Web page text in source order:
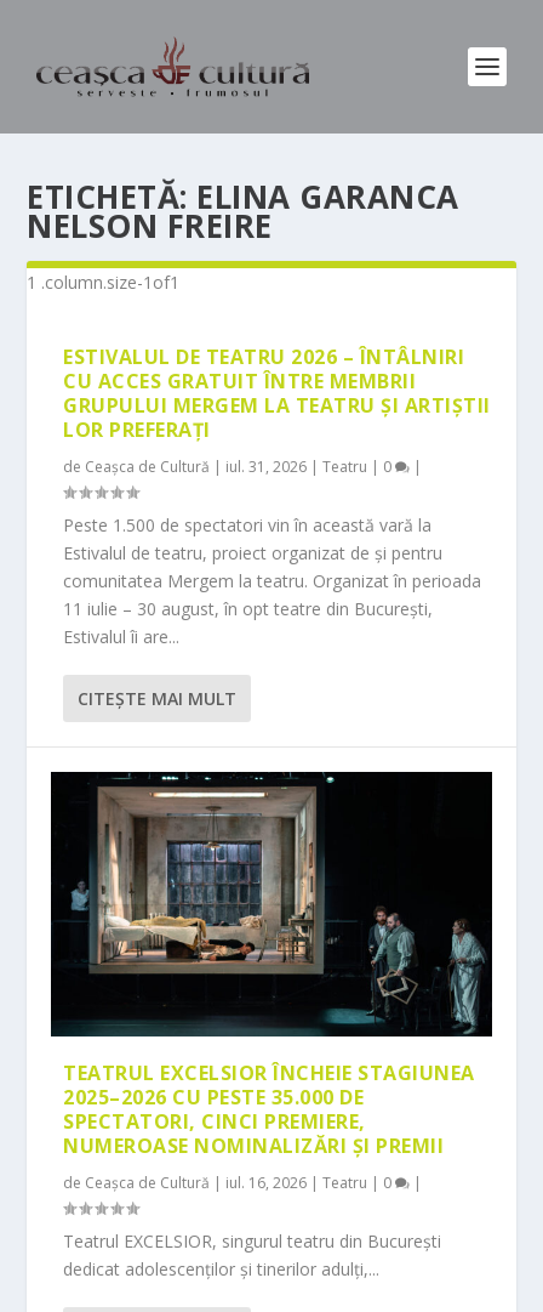
ETICHETĂ: ELINA GARANCA
NELSON FREIRE
ESTIVALUL DE TEATRU 2026 – ÎNTÂLNIRI
CU ACCES GRATUIT ÎNTRE MEMBRII
GRUPULUI MERGEM LA TEATRU ȘI ARTIȘTII
LOR PREFERAȚI
de Ceașca de Cultură | iul. 31, 2026 |Teatru | 0 |
Peste 1.500 de spectatori vin în această vară la
Estivalul de teatru, proiect organizat de și pentru
comunitatea Mergem la teatru. Organizat în perioada
11 iulie – 30 august, în opt teatre din București,
Estivalul îi are...
CITEŞTE MAI MULT
TEATRUL EXCELSIOR ÎNCHEIE STAGIUNEA
2025–2026 CU PESTE 35.000 DE
SPECTATORI, CINCI PREMIERE,
NUMEROASE NOMINALIZĂRI ȘI PREMII
de Ceașca de Cultură | iul. 16, 2026 |Teatru | 0 |
Teatrul EXCELSIOR, singurul teatru din București
dedicat adolescenților și tinerilor adulți,...